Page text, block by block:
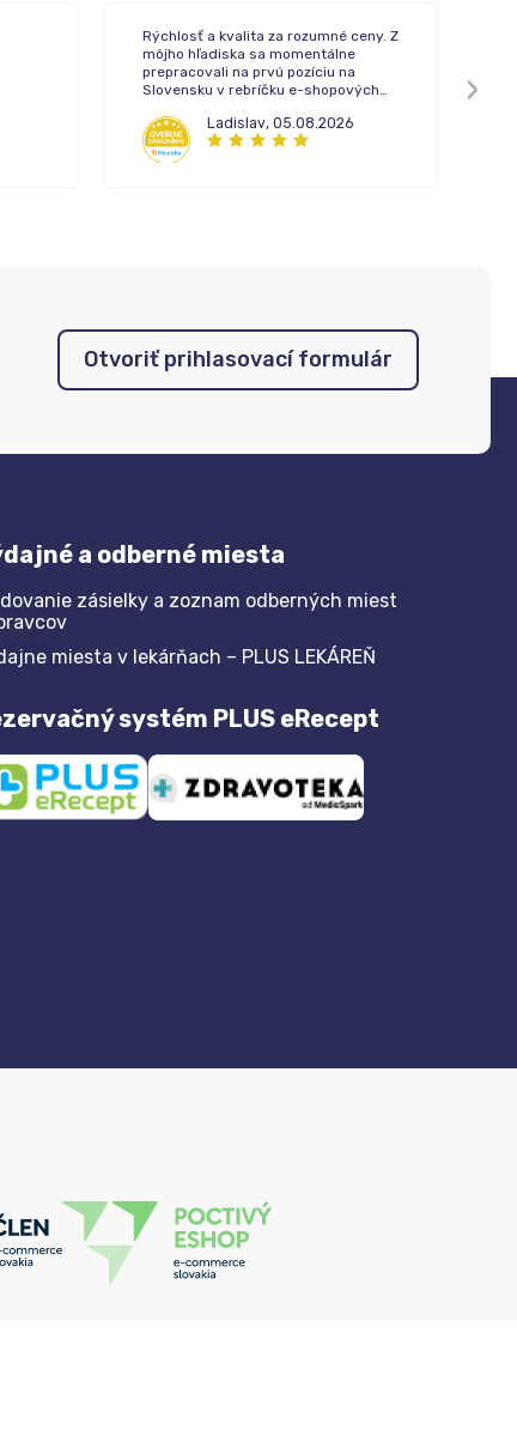
Rýchlosť a kvalita za rozumné ceny. Z
môjho hľadiska sa momentálne
prepracovali na prvú pozíciu na
Slovensku v rebríčku e-shopových
Ladislav, 05.08.2026
Otvoriť prihlasovací formulár
a odberné miesta
zásielky a zoznam odberných miest
miesta v lekárňach – PLUS LEKÁREŇ
systém PLUS eRecept